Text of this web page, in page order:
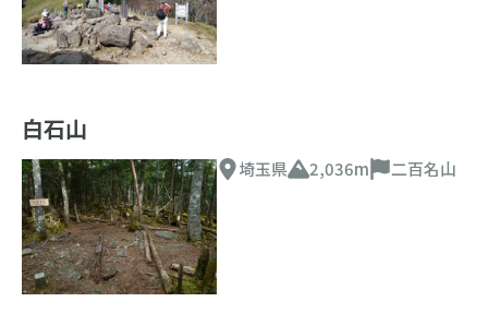
白石山
埼玉県 2,036m 二百名山